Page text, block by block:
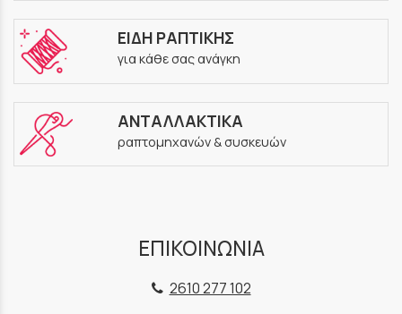
ΕΙΔΗ ΡΑΠΤΙΚΗΣ
για κάθε σας ανάγκη
ΑΝΤΑΛΛΑΚΤΙΚΑ
ραπτομηχανών & συσκευών
ΕΠΙΚΟΙΝΩΝΙΑ
2610 277 102